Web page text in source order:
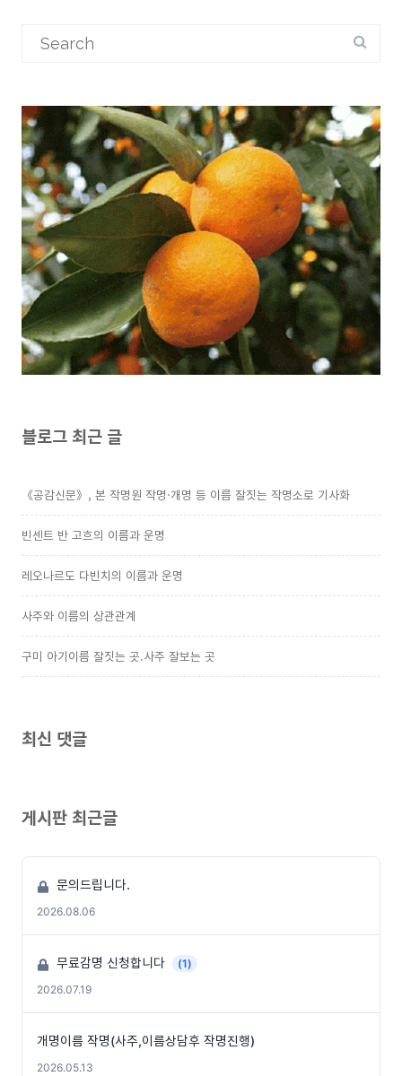
Search
for:
블로그 최근 글
《공감신문》, 본 작명원 작명·개명 등 이름 잘짓는 작명소로 기사화
빈센트 반 고흐의 이름과 운명
레오나르도 다빈치의 이름과 운명
사주와 이름의 상관관계
구미 아기이름 잘짓는 곳.사주 잘보는 곳
최신 댓글
게시판 최근글
문의드립니다.
2026.08.06
무료감명 신청합니다
(1)
2026.07.19
개명이름 작명(사주,이름상담후 작명진행)
2026.05.13